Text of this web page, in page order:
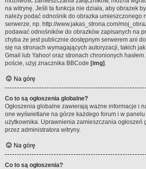
na witrynę. Jeśli ta funkcja nie działa, aby obrazek
należy podać odnośnik do obrazka umieszczonego
serwerze, np. http://www.jakas_strona.com/
podawać odnośników do obrazków zapisanych na
chyba że jest publicznie dostępnym serwerem ani
się na stronach wymagających autoryzacji, takich
Gmail lub Yahoo! oraz stronach chronionych
poście, użyj znacznika BBCode [img] .
Na górę
Co to są ogłoszenia globalne?
Ogłoszenia globalne zawierają ważne informacje i
one wyświetlane na górze każdego forum i w
użytkownika. Uprawnienia zamieszczania ogłoszeń
przez administratora witryny.
Na górę
Co to są ogłoszenia?